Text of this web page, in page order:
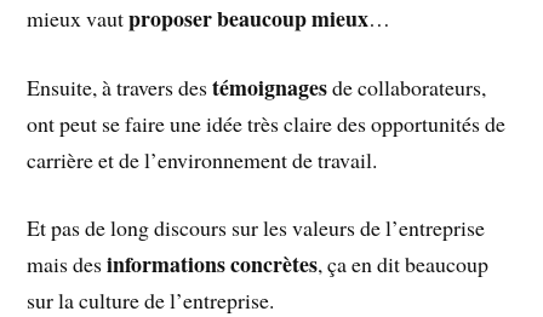
mieux vautproposer beaucoup mieux…
Ensuite, à travers destémoignagesde collaborateurs,
ont peut se faire une idée très claire des opportunités de
carrière et de l’environnement de travail.
Et pas de long discours sur les valeurs de l’entreprise
mais desinformations concrètes, ça en dit beaucoup
sur la culture de l’entreprise.